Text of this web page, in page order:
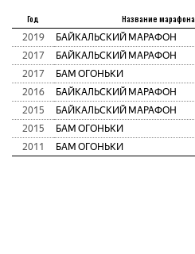
Год Название марафона
2019 БАЙКАЛЬСКИЙ МАРАФОН
2017
БАЙКАЛЬСКИЙ МАРАФОН
2017
БАМ ОГОНЬКИ
2016
БАЙКАЛЬСКИЙ МАРАФОН
2015
БАЙКАЛЬСКИЙ МАРАФОН
2015
БАМ ОГОНЬКИ
2011
БАМ ОГОНЬКИ